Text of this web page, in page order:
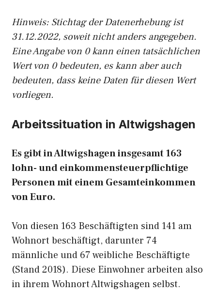
Hinweis: Stichtag der Datenerhebung ist
31.12.2022, soweit nicht anders angegeben.
Eine Angabe von 0 kann einen tatsächlichen
Wert von 0 bedeuten, es kann aber auch
bedeuten, dass keine Daten für diesen Wert
vorliegen.
Arbeitssituation in Altwigshagen
Es gibt in Altwigshagen insgesamt 163
lohn- und einkommensteuerpflichtige
Personen mit einem Gesamteinkommen
von Euro.
Von diesen 163 Beschäftigten sind 141 am
Wohnort beschäftigt, darunter 74
männliche und 67 weibliche Beschäftigte
(Stand 2018). Diese Einwohner arbeiten also
in ihrem Wohnort Altwigshagen selbst.